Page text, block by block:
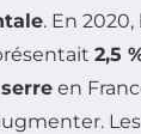
. En
2,5
en